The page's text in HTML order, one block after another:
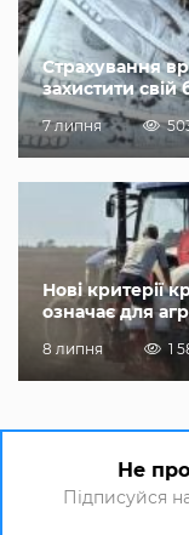
Страхування
захистити свій
7 липня
Нові критерії
означає для
8 липня 1
Не
Підписуйся